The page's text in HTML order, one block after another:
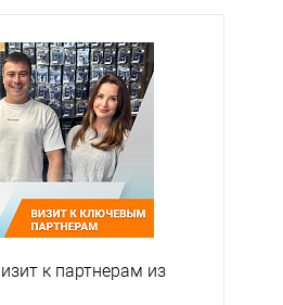
к партнерам из